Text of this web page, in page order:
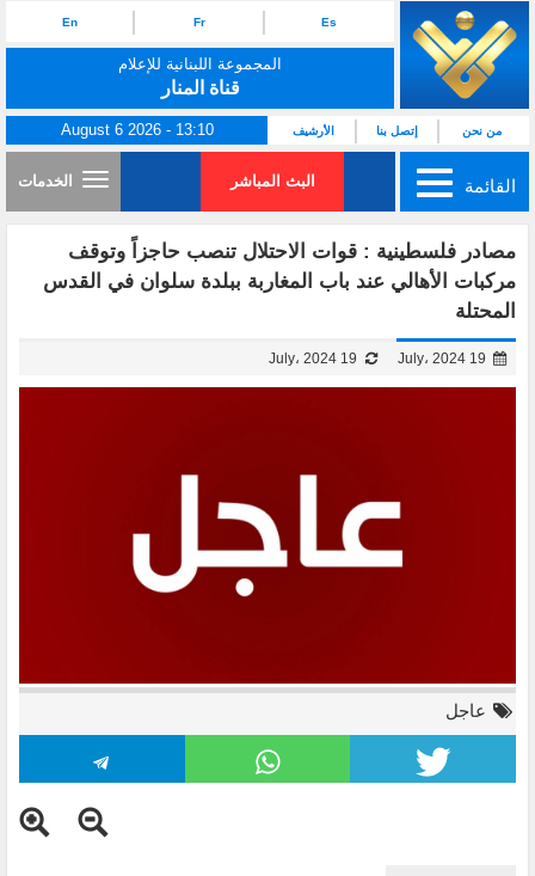
Es
Fr
En
المجموعة اللبنانية للإعلام
قناة المنار
من نحن إتصل بنا الأرشيف August 6 2026 - 13:10
القائمة البث المباشر الخدمات
مصادر فلسطينية : قوات الاحتلال تنصب حاجزاً وتوقف
مركبات الأهالي عند باب المغاربة ببلدة سلوان في القدس
المحتلة
عاجل